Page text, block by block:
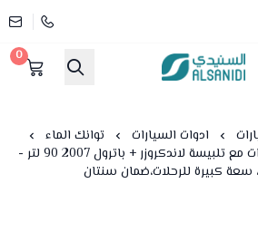
متجر السنيدي
0
ادوات السيارات
توانك الماء
تانكي ماء الومنيوم للسيارات مع تلبيسة لاندكروزر + باترول 2007 90 لتر -
سعة كبيرة للرحلات،ضمان سنتان